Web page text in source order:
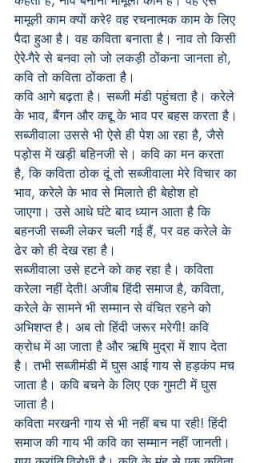
मामूली काम क्यों करे? वह रचनात्मक काम के लिए
पैदा हुआ है। वह कविता बनाता है। नाव तो किसी
ऐरे-गैरे से बनवा लो जो लकड़ी ठोंकना जानता हो,
कवि तो कविता ठोंकता है।
कवि आगे बढ़ता है। सब्जी मंडी पहुंचता है। करेले
के भाव, बैंगन और कद्दू के भाव पर बहस करता है।
सब्जीवाला उससे भी ऐसे ही पेश आ रहा है, जैसे
पड़ोस में खड़ी बहिनजी से। कवि का मन करता
है, कि कविता ठोक दूं तो सब्जीवाला मेरे विचार का
भाव, करेले के भाव से मिलाते ही बेहोश हो
जाएगा। उसे आधे घंटे बाद ध्यान आता है कि
बहनजी सब्जी लेकर चली गई हैं, पर वह करेले के
ढेर को ही देख रहा है।
सब्जीवाला उसे हटने को कह रहा है। कविता
करेला नहीं देती! अजीब हिंदी समाज है, कविता,
करेले के सामने भी सम्मान से वंचित रहने को
अभिशप्त है। अब तो हिंदी जरूर मरेगी! कवि
क्रोध में आ जाता है और ऋषि मुद्रा में शाप देता
है। तभी सब्जीमंडी में घुस आई गाय से हड़कंप मच
जाता है। कवि बचने के लिए एक गुमटी में घुस
जाता है।
कविता मरखनी गाय से भी नहीं बच पा रही! हिंदी
समाज की गाय भी कवि का सम्मान नहीं जानती।